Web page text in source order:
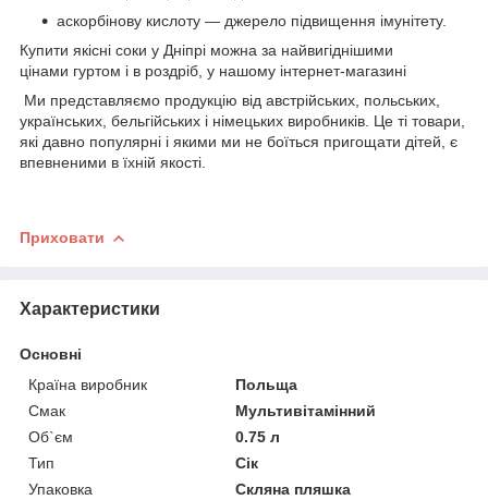
аскорбінову кислоту — джерело підвищення імунітету.
Купити якісні соки у Дніпрі можна за найвигіднішими
цінами гуртом і в роздріб, у нашому інтернет-магазині
Ми представляємо продукцію від австрійських, польських,
українських, бельгійських і німецьких виробників. Це ті товари,
які давно популярні і якими ми не боїться пригощати дітей, є
впевненими в їхній якості.
Приховати
Характеристики
Основні
Країна виробник
Польща
Смак
Мультивітамінний
Об`єм
0.75 л
Тип
Сік
Упаковка
Скляна пляшка